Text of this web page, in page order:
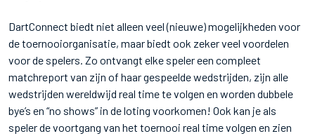
DartConnect biedt niet alleen veel (nieuwe) mogelijkheden voor
de toernooiorganisatie, maar biedt ook zeker veel voordelen
voor de spelers. Zo ontvangt elke speler een compleet
matchreport van zijn of haar gespeelde wedstrijden, zijn alle
wedstrijden wereldwijd real time te volgen en worden dubbele
bye’s en “no shows” in de loting voorkomen! Ook kan je als
speler de voortgang van het toernooi real time volgen en zien